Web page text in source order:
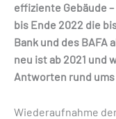
effiziente Gebäude
bis Ende 2022 die
Bank und des BAFA
neu ist ab 2021 und
Antworten rund
Wiederaufnahme